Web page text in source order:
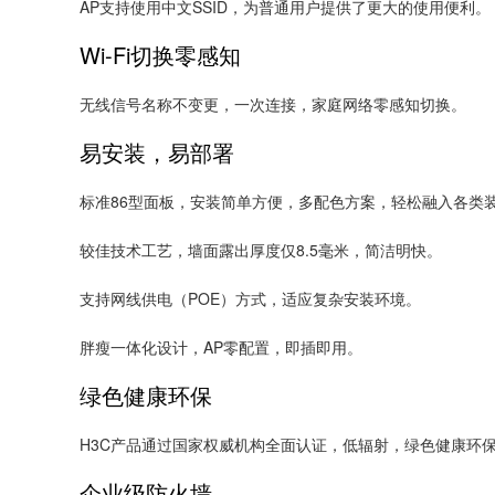
AP支持使用中文SSID，为普通用户提供了更大的使用便利。
Wi-Fi切换零感知
无线信号名称不变更，一次连接，家庭网络零感知切换。
易安装，易部署
标准86型面板，安装简单方便，多配色方案，轻松融入各类
较佳技术工艺，墙面露出厚度仅8.5毫米，简洁明快。
支持网线供电（POE）方式，适应复杂安装环境。
胖瘦一体化设计，AP零配置，即插即用。
绿色健康环保
H3C产品通过国家权威机构全面认证，低辐射，绿色健康环保